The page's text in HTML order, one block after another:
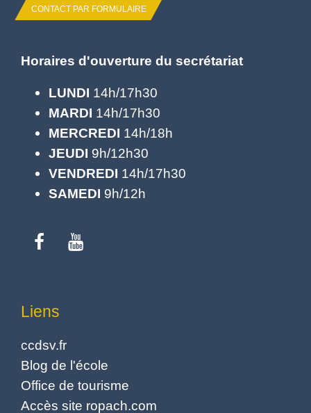
CONTACT PAR FORMULAIRE
Horaires d'ouverture du secrétariat
LUNDI 14h/17h30
MARDI 14h/17h30
MERCREDI 14h/18h
JEUDI 9h/12h30
VENDREDI 14h/17h30
SAMEDI 9h/12h
Liens
ccdsv.fr
Blog de l'école
Office de tourisme
Accès site ropach.com